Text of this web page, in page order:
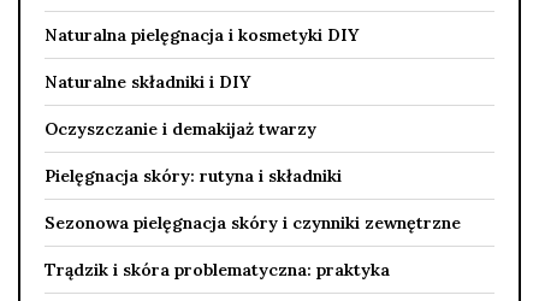
Naturalna pielęgnacja i kosmetyki DIY
Naturalne składniki i DIY
Oczyszczanie i demakijaż twarzy
Pielęgnacja skóry: rutyna i składniki
Sezonowa pielęgnacja skóry i czynniki zewnętrzne
Trądzik i skóra problematyczna: praktyka